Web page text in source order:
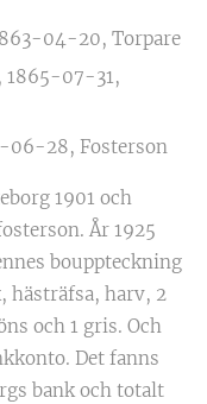
04-20, Torpare
1865-07-31,
06-28, Fosterson
1901 och
År 1925
bouppteckning
hästräfsa, harv, 2
och 1 gris. Och
Det fanns
bank och totalt